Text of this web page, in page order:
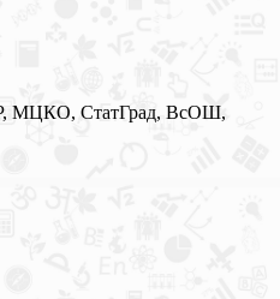
МЦКО, СтатГрад, ВсОШ,